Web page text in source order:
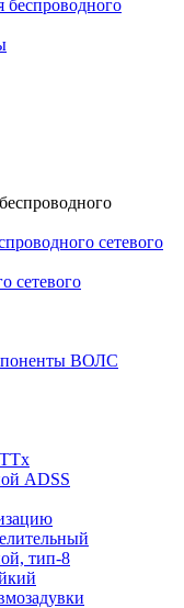
сетевого
сетевого
ВОЛС
ADSS
тип-8